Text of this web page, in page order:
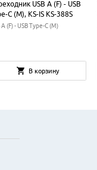
USB A (F) - USB
C (M), KS-IS KS-388S
A (F) - USB Type-C (M)
В корзину